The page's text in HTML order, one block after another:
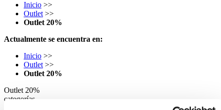
Inicio >>
Outlet >>
Outlet 20%
Actualmente se encuentra en:
Inicio >>
Outlet >>
Outlet 20%
Outlet 20%
categorías